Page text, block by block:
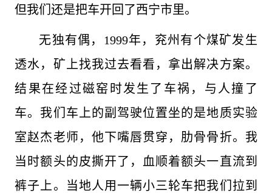
但我们还是把车开回了西宁市里。
无独有偶，1999年，兖州有个煤矿发生
透水，矿上找我过去看看，拿出解决方案。
结果在经过磁窑时发生了车祸，与人撞了
车。我们车上的副驾驶位置坐的是地质实验
室赵杰老师，他下嘴唇贯穿，肋骨骨折。我
当时额头的皮撕开了，血顺着额头一直流到
裤子上。当地人用一辆小三轮车把我们拉到